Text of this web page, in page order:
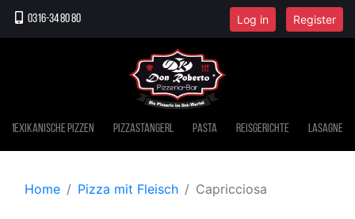
0316-34 80 80 Log in Register
Mexikanische Pizzen Pizzastangerl Pasta Reisgerichte Lasagne
Home Pizza mit Fleisch Capricciosa